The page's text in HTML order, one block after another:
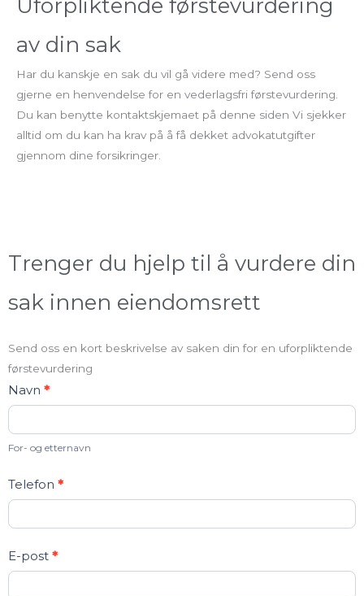
Uforpliktende førstevurdering
av din sak
Har du kanskje en sak du vil gå videre med? Send oss
gjerne en henvendelse for en vederlagsfri førstevurdering.
Du kan benytte kontaktskjemaet på denne siden Vi sjekker
alltid om du kan ha krav på å få dekket advokatutgifter
gjennom dine forsikringer.
Trenger du hjelp til å vurdere din
sak innen eiendomsrett
Send oss en kort beskrivelse av saken din for en uforpliktende
førstevurdering
Kontakt
oss
Navn *
For- og etternavn
Telefon *
E-post *